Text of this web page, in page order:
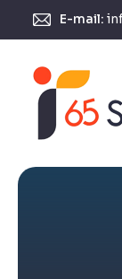
E-mail: